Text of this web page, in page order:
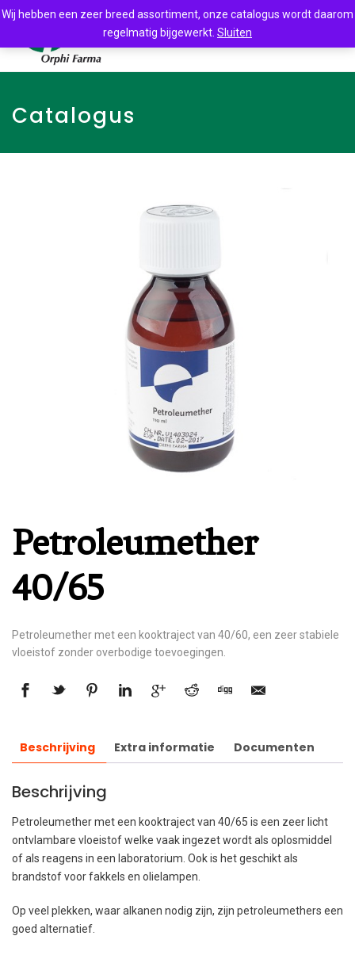
Catalogus
Petroleumether
40/65
Petroleumether met een kooktraject van 40/60, een zeer stabiele
vloeistof zonder overbodige toevoegingen.
Beschrijving Extra informatie Documenten
Beschrijving
Petroleumether met een kooktraject van 40/65 is een zeer licht
ontvlambare vloeistof welke vaak ingezet wordt als oplosmiddel
of als reagens in een laboratorium. Ook is het geschikt als
brandstof voor fakkels en olielampen.
Op veel plekken, waar alkanen nodig zijn, zijn petroleumethers een
goed alternatief.
Wij hebben een zeer breed assortiment, onze catalogus wordt daarom
regelmatig bijgewerkt. Sluiten